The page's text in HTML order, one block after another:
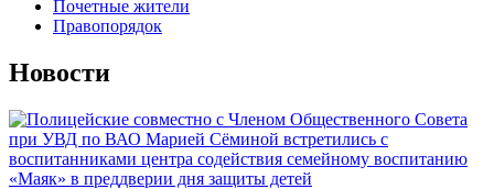
Почетные жители
Правопорядок
Новости